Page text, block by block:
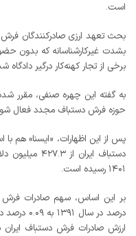
است.
بحث تعهد ارزی صادرکنندگان
بشدت غیرکارشناسانه که بدون
برخی از تجار کهنه‌کار درگیر دادگاه
حوزه فرش دستباف مجدد فعال
پس از این اظهارات، «ایسنا» هم
۱۴۰۱ رسیده است.